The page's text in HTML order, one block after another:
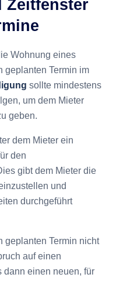
Zeitfenster
Wohnung eines
geplanten Termin im
sollte mindestens
um dem Mieter
geben.
dem Mieter ein
den
gibt dem Mieter die
und
durchgeführt
geplanten Termin nicht
auf einen
dann einen neuen, für